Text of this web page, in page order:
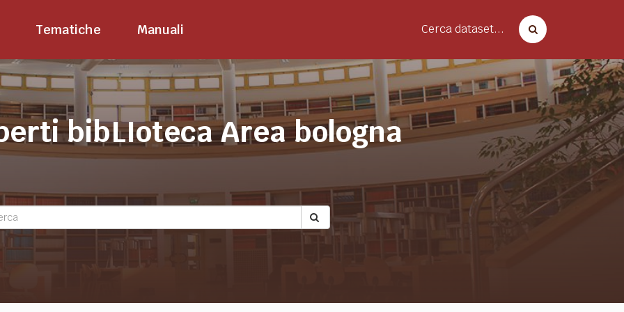
Tematiche Manuali Cerca dataset...
bibLIoteca Area bologna